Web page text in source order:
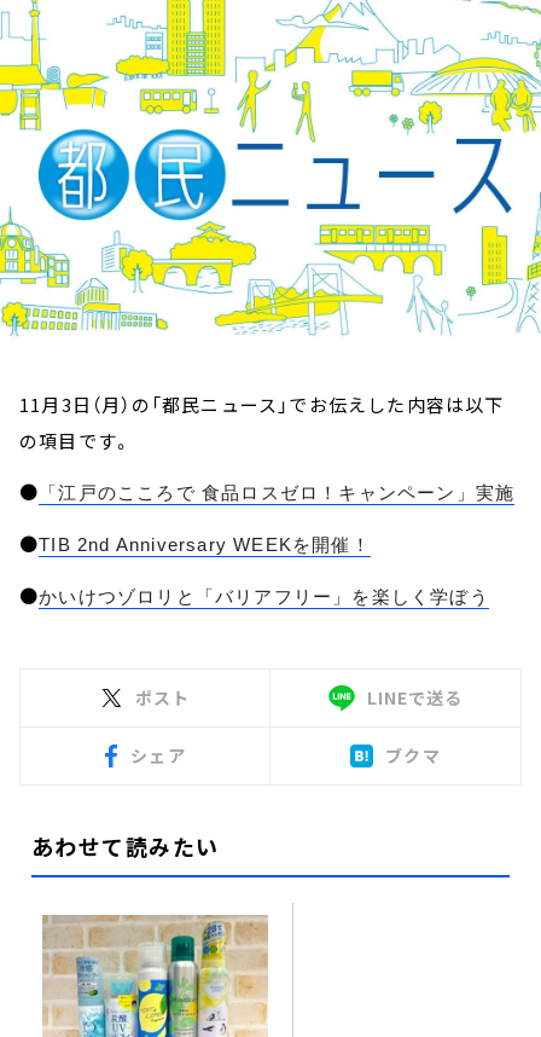
イベント・グッズ
YouTube
会社情報
11月3日（月）の「都民ニュース」でお伝えした内容は以下
の項目です。
● 「江戸のこころで 食品ロスゼロ！キャンペーン」実施
●TIB 2nd Anniversary WEEKを開催！
●かいけつゾロリと「バリアフリー」を楽しく学ぼう
ポスト LINEで送る
シェア ブクマ
あわせて読みたい